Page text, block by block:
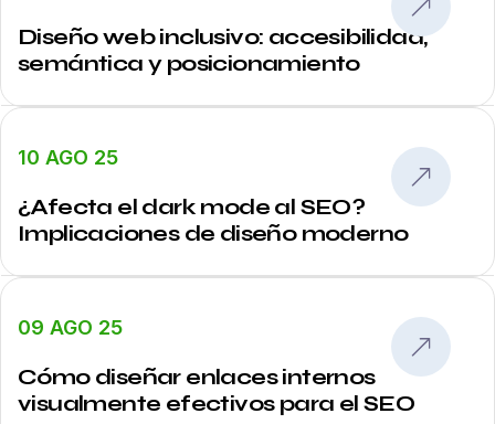
Diseño web inclusivo: accesibilidad,
semántica y posicionamiento
10 AGO 25
¿Afecta el dark mode al SEO?
Implicaciones de diseño moderno
09 AGO 25
Cómo diseñar enlaces internos
visualmente efectivos para el SEO